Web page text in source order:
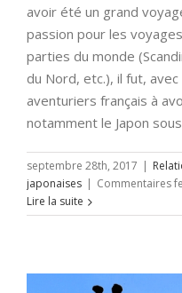
avoir été un grand
passion pour les
parties du monde
du Nord, etc.), il fut,
aventuriers français à
notamment le Japon
septembre 28th, 2017
japonaises
Commentaires
Lire la suite